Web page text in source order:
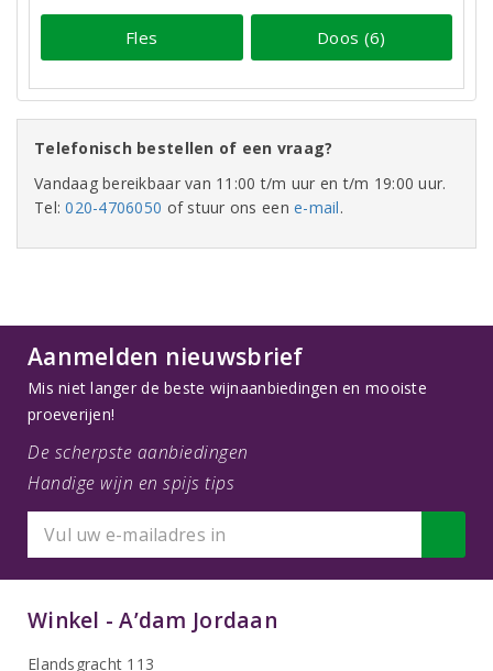
Fles Doos (6)
Telefonisch bestellen of een vraag?
Vandaag bereikbaar van 11:00 t/m uur en t/m 19:00 uur.
Tel:020-4706050 of stuur ons eene-mail.
Aanmelden nieuwsbrief
Mis niet langer de beste wijnaanbiedingen en mooiste
proeverijen!
De scherpste aanbiedingen
Handige wijn en spijs tips
Winkel - A’dam Jordaan
Elandsgracht 113